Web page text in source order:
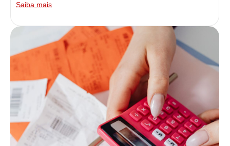
Saiba mais